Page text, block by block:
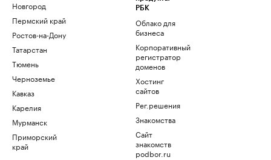
Новгород
Пермский край
Ростов-на-Дону
Татарстан
Тюмень
Черноземье
Кавказ
Карелия
Мурманск
Приморский
край
РБК
Облако для
бизнеса
Корпоративный
регистратор
доменов
Хостинг
сайтов
Рег.решения
Знакомства
Сайт
знакомств
podbor.ru